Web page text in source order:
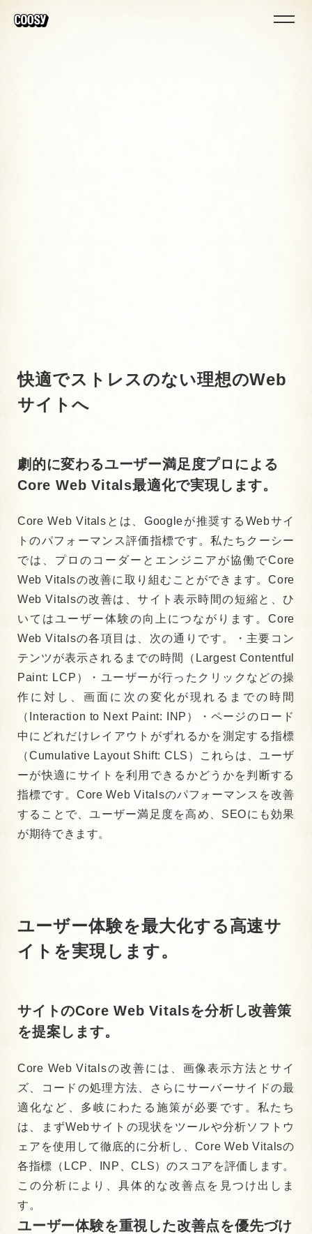
快適でストレスのない理想のWeb
サイトへ
劇的に変わるユーザー満足度プロによる
Core Web Vitals最適化で実現します。
Core Web Vitalsとは、Googleが推奨するWebサイ
トのパフォーマンス評価指標です。私たちクーシー
では、プロのコーダーとエンジニアが協働でCore
Web Vitalsの改善に取り組むことができます。Core
Web Vitalsの改善は、サイト表示時間の短縮と、ひ
いてはユーザー体験の向上につながります。Core
Web Vitalsの各項目は、次の通りです。
・主要コン
テンツが表示されるまでの時間（Largest Contentful
Paint: LCP）
・ユーザーが行ったクリックなどの操
作に対し、画面に次の変化が現れるまでの時間
（Interaction to Next Paint: INP）
・ページのロード
中にどれだけレイアウトがずれるかを測定する指標
（Cumulative Layout Shift: CLS） これらは、ユーザ
ーが快適にサイトを利用できるかどうかを判断する
指標です。Core Web Vitalsのパフォーマンスを改善
することで、ユーザー満足度を高め、SEOにも効果
が期待できます。
ユーザー体験を最大化する高速サ
イトを実現します。
サイトのCore Web Vitalsを分析し改善策
を提案します。
Core Web Vitalsの改善には、画像表示方法とサイ
ズ、コードの処理方法、さらにサーバーサイドの最
適化など、多岐にわたる施策が必要です。私たち
は、まずWebサイトの現状をツールや分析ソフトウ
ェアを使用して徹底的に分析し、Core Web Vitalsの
各指標（LCP、INP、CLS）のスコアを評価します。
この分析により、具体的な改善点を見つけ出しま
す。
ユーザー体験を重視した改善点を優先づけ